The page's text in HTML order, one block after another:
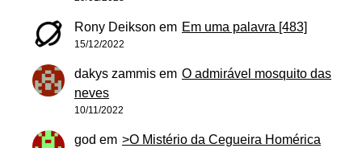
Rony Deikson em Em uma palavra [483]
15/12/2022
dakys zammis em O admirável mosquito das
neves
10/11/2022
god em >O Mistério da Cegueira Homérica